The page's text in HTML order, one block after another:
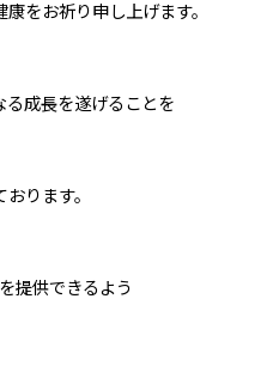
をお祈り申し上げます。
成長を遂げることを
ります。
提供できるよう